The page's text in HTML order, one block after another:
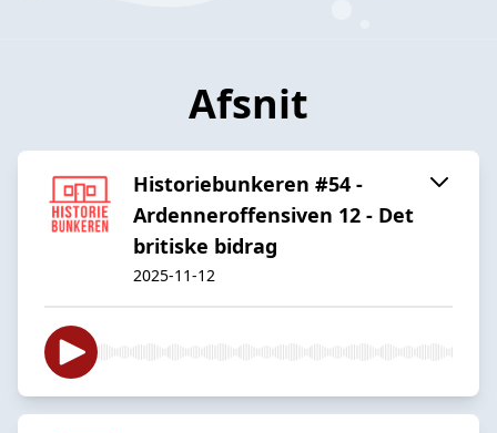
Afsnit
Historiebunkeren #54 -
Ardenneroffensiven 12 - Det
britiske bidrag
2025-11-12